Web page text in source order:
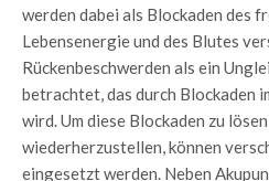
werden dabei als Blockaden des
Lebensenergie und des Blutes
Rückenbeschwerden als ein
betrachtet, das durch Blockaden
wird. Um diese Blockaden zu
wiederherzustellen, können
eingesetzt werden. Neben